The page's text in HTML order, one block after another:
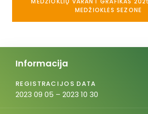
MEDŽIOKLĖS SEZONE
Informacija
REGISTRACIJOS DATA
2023 09 05 – 2023 10 30